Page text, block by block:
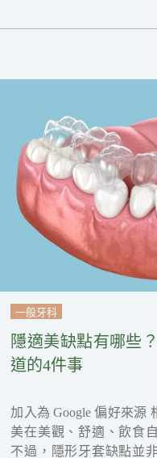
一般牙科
隱適美缺點有哪些
道的4件事
加入為 Google 偏好來源
美在美觀、舒適、飲食
不過，隱形牙套缺點並